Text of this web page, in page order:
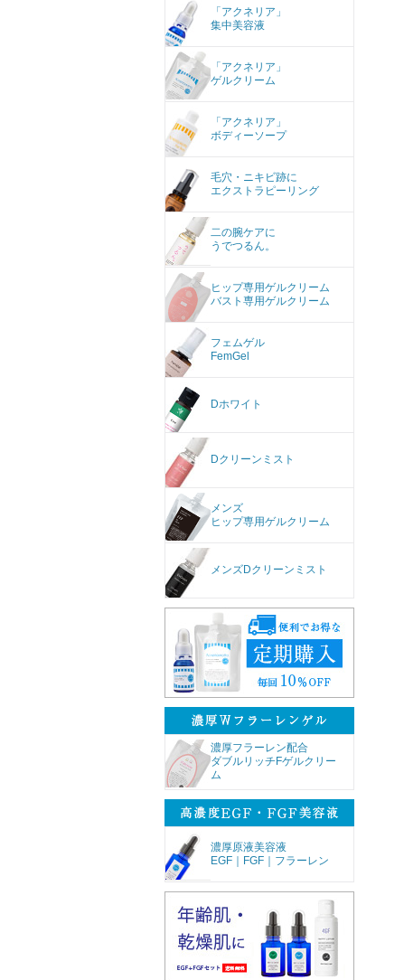
「アクネリア」
集中美容液
「アクネリア」
ゲルクリーム
「アクネリア」
ボディーソープ
毛穴・ニキビ跡に
エクストラピーリング
二の腕ケアに
うでつるん。
ヒップ専用ゲルクリーム
バスト専用ゲルクリーム
フェムゲル
FemGel
Dホワイト
Dクリーンミスト
メンズ
ヒップ専用ゲルクリーム
メンズDクリーンミスト
濃厚フラーレン配合
ダブルリッチFゲルクリー
ム
濃厚原液美容液
EGF｜FGF｜フラーレン